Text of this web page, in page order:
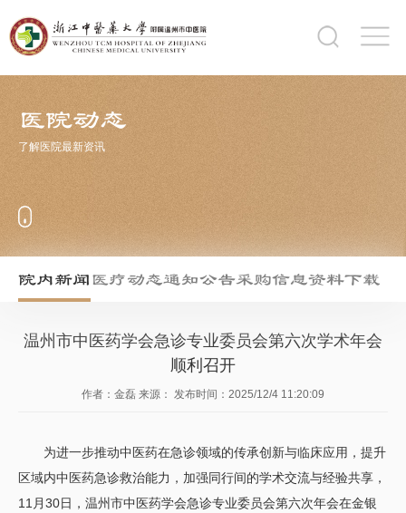
医院动态
了解医院最新资讯
院内新闻 医疗动态通知公告采购信息资料下载
温州市中医药学会急诊专业委员会第六次学术年会
顺利召开
作者：金磊 来源： 发布时间：2025/12/4 11:20:09
为进一步推动中医药在急诊领域的传承创新与临床应用，提升
区域内中医药急诊救治能力，加强同行间的学术交流与经验共享，
11月30日，温州市中医药学会急诊专业委员会第六次年会在金银